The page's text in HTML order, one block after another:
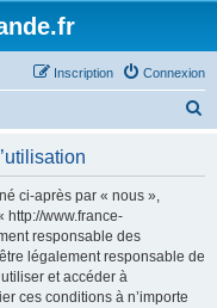
Connexion
Inscription
ci-après par « nous »,
http://www.france-
responsable des
légalement responsable de
et accéder à
ces conditions à n’importe